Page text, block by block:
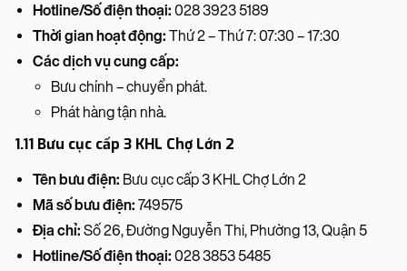
Hotline/Số điện thoại: 028 3923 5189
Thời gian hoạt động: Thứ 2 – Thứ 7: 07:30 – 17:30
Các dịch vụ cung cấp:
Bưu chính – chuyển phát.
Phát hàng tận nhà.
1.11 Bưu cục cấp 3 KHL Chợ Lớn 2
Tên bưu điện: Bưu cục cấp 3 KHL Chợ Lớn 2
Mã số bưu điện: 749575
Địa chỉ: Số 26, Đường Nguyễn Thi, Phường 13, Quận 5
Hotline/Số điện thoại: 028 3853 5485